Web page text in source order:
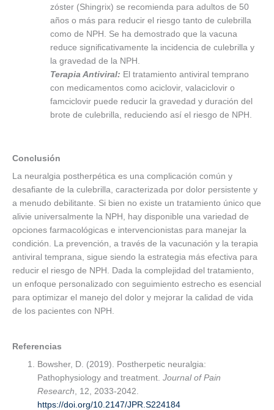
zóster (Shingrix) se recomienda para adultos de 50
años o más para reducir el riesgo tanto de culebrilla
como de NPH. Se ha demostrado que la vacuna
reduce significativamente la incidencia de culebrilla y
la gravedad de la NPH.
Terapia Antiviral: El tratamiento antiviral temprano
con medicamentos como aciclovir, valaciclovir o
famciclovir puede reducir la gravedad y duración del
brote de culebrilla, reduciendo así el riesgo de NPH.
Conclusión
La neuralgia postherpética es una complicación común y
desafiante de la culebrilla, caracterizada por dolor persistente y
a menudo debilitante. Si bien no existe un tratamiento único que
alivie universalmente la NPH, hay disponible una variedad de
opciones farmacológicas e intervencionistas para manejar la
condición. La prevención, a través de la vacunación y la terapia
antiviral temprana, sigue siendo la estrategia más efectiva para
reducir el riesgo de NPH. Dada la complejidad del tratamiento,
un enfoque personalizado con seguimiento estrecho es esencial
para optimizar el manejo del dolor y mejorar la calidad de vida
de los pacientes con NPH.
Referencias
Bowsher, D. (2019). Postherpetic neuralgia:
Pathophysiology and treatment.Journal of Pain
Research , 12, 2033-2042.
https://doi.org/10.2147/JPR.S224184